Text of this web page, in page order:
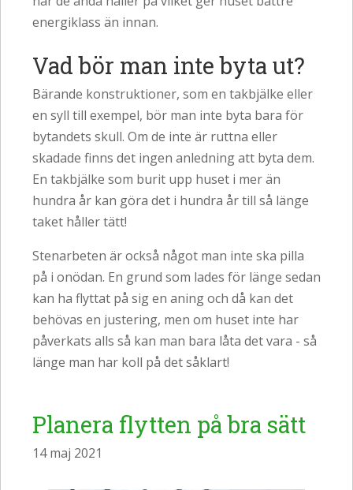
energiklass än innan.
Vad bör man inte byta ut?
Bärande konstruktioner, som en takbjälke eller
en syll till exempel, bör man inte byta bara för
bytandets skull. Om de inte är ruttna eller
skadade finns det ingen anledning att byta dem.
En takbjälke som burit upp huset i mer än
hundra år kan göra det i hundra år till så länge
taket håller tätt!
Stenarbeten är också något man inte ska pilla
på i onödan. En grund som lades för länge sedan
kan ha flyttat på sig en aning och då kan det
behövas en justering, men om huset inte har
påverkats alls så kan man bara låta det vara - så
länge man har koll på det såklart!
Planera flytten på bra sätt
14 maj 2021